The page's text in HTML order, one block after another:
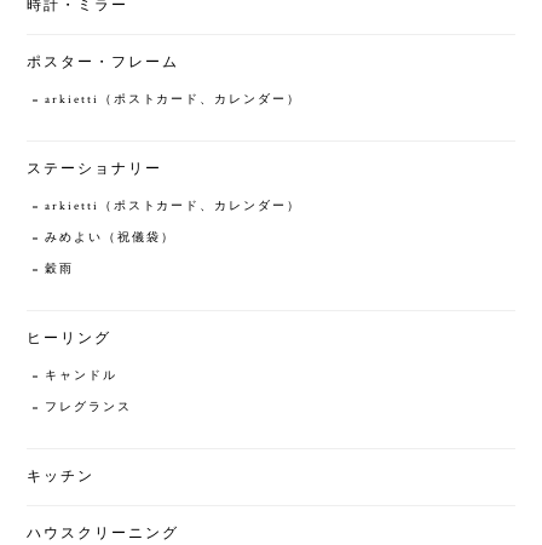
時計・ミラー
ポスター・フレーム
arkietti（ポストカード、カレンダー）
ステーショナリー
arkietti（ポストカード、カレンダー）
みめよい（祝儀袋）
穀雨
ヒーリング
キャンドル
フレグランス
キッチン
ハウスクリーニング